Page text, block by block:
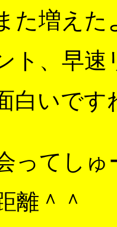
た増えた
ト、早
白いです
ってしゅ
離＾＾